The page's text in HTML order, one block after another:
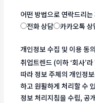
어떤 방법으로 연락드리는
전화 상담
카카오톡 상
개인정보 수집 및 이용 동의
취업트렌드 (이하 ‘회사’
따라 정보 주체의 개인정
하고 원활하게 처리할 수
정보 처리지침을 수립, 공